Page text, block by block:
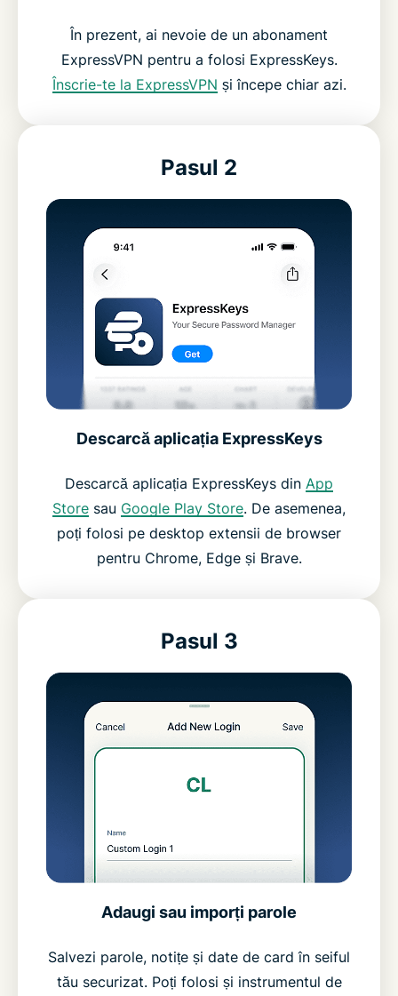
În prezent, ai nevoie de un abonament
ExpressVPN pentru a folosi ExpressKeys.
Înscrie-te la ExpressVPN și începe chiar azi.
Pasul 2
Descarcă aplicația ExpressKeys
Descarcă aplicația ExpressKeys din App
Store sau Google Play Store. De asemenea,
poți folosi pe desktop extensii de browser
pentru Chrome, Edge și Brave.
Pasul 3
Adaugi sau imporți parole
Salvezi parole, notițe și date de card în seiful
tău securizat. Poți folosi și instrumentul de